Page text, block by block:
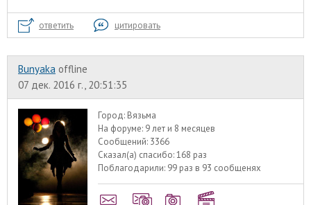
ответить цитировать
Bunyaka offline
07 дек. 2016 г., 20:51:35
Город: Вязьма
На форуме: 9 лет и 8 месяцев
Сообщений: 3366
Сказал(а) спасибо:168 раз
Поблагодарили: 99 раз в 93 сообщенях